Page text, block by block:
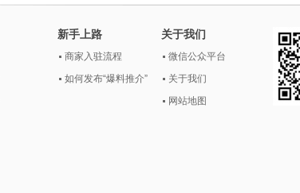
新手上路
商家入驻流程
如何发布“爆料推介”
关于我们
微信公众平台
关于我们
网站地图